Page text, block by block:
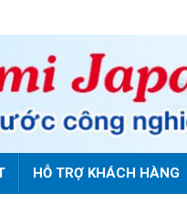
HỖ TRỢ KHÁCH HÀNG